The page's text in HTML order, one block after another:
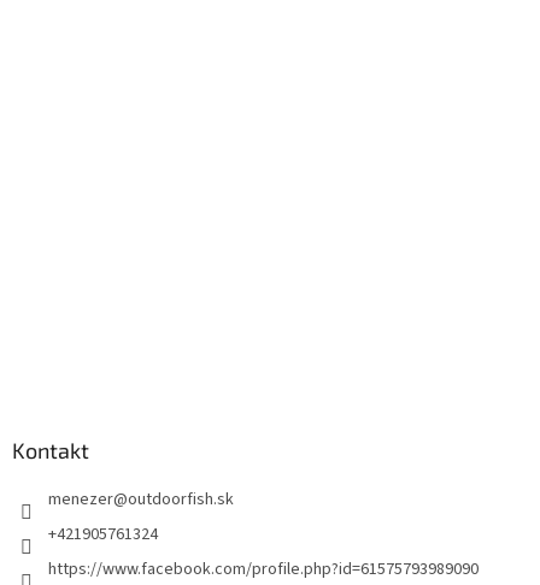
Kontakt
menezer@outdoorfish.sk
+421905761324
https://www.facebook.com/profile.php?id=61575793989090